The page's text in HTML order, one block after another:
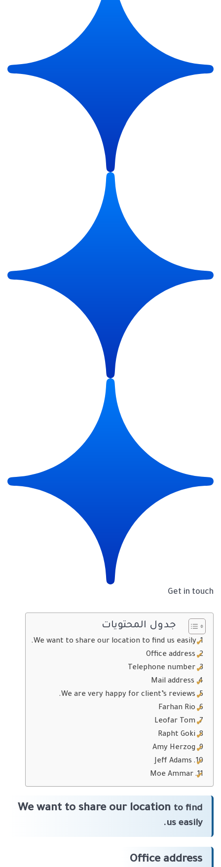
Get in touch
جدول المحتويات
We want to share our location to find us easily.
Office address
Telephone number
Mail address
We are very happy for client’s reviews.
Farhan Rio
Leofar Tom
Rapht Goki
Amy Herzog
Jeff Adams
Moe Ammar
We want to share our location to find
us easily.
Office address